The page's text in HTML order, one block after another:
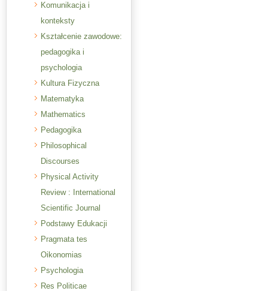
Komunikacja i
konteksty
Kształcenie zawodowe:
pedagogika i
psychologia
Kultura Fizyczna
Matematyka
Mathematics
Pedagogika
Philosophical
Discourses
Physical Activity
Review : International
Scientific Journal
Podstawy Edukacji
Pragmata tes
Oikonomias
Psychologia
Res Politicae